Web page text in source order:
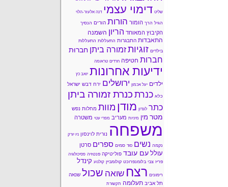
שליט דימוי עצמי דנה אלעזר-הלוי
הגיל הרך הומור הורות הורים הנסיך
הקיבוץ המאוחד הריון השמנה
התאבדות התבגרות התעללות התעללות
בילדים זוגיותזמורה ביתן חברוּת
חברות חטיפה חרדים טראומה
ידיעות אחרונות יואב כץ
ילדים יעל אכמון ירושלים ירח דבש ישראל
כלא כנרת כנרת זמורה ביתן
כתר לונדון מודן מוות מחלות נפש
מטר מין מיניות מעריב מפרי עטי משטרה
משפחה נורית לוינסון ניו יורק
נקמה נשים סוד סמים ספרים סרטן
עולל עם עובד פוליטיקה פנטזיה פסיכולוגיה
פריז צבי בלומנפרוכט קולומביין קולנוע קינדל
רימונים רצח שואה שכול שנאה
תל אביב תעלומה תקשורת